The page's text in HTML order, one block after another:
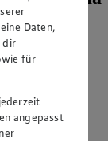
Daten,
dir
für
angepasst